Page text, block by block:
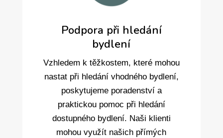
Podpora při hledání
bydlení
Vzhledem k těžkostem, které mohou
nastat při hledání vhodného bydlení,
poskytujeme poradenství a
praktickou pomoc při hledání
dostupného bydlení. Naši klienti
mohou využít našich přímých